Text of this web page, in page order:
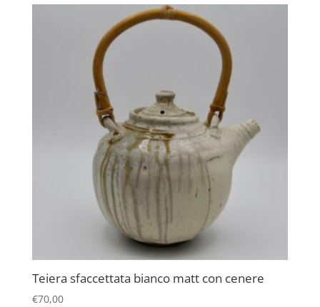
Teiera sfaccettata bianco matt con cenere
€70,00